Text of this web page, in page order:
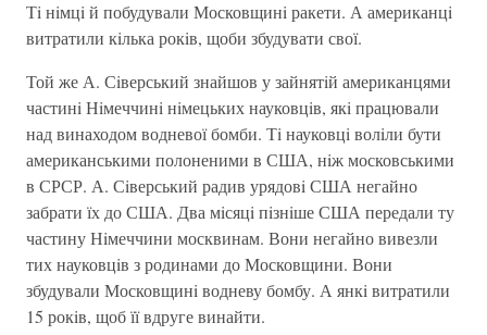
Тi нiмцi й побудували Московщинi ракети. А американцi
витратили кiлька рокiв, щоби збудувати свої.
Той же А. Сiверський знайшов у зайнятiй американцями
частинi Нiмеччинi нiмецьких науковцiв, якi працювали
над винаходом водневої бомби. Тi науковцi волiли бути
американськими полоненими в США, нiж московськими
в СРСР. А. Сiверський радив урядовi США негайно
забрати їх до США. Два мiсяцi пiзнiше США передали ту
частину Нiмеччини москвинам. Вони негайно вивезли
тих науковцiв з родинами до Московщини. Вони
збудували Московщинi водневу бомбу. А янкi витратили
15 рокiв, щоб її вдруге винайти.